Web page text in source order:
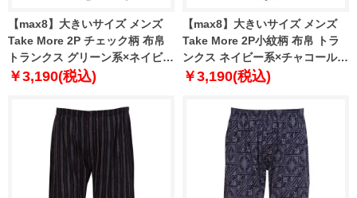
【max8】大きいサイズ メンズ
Take More 2P チェック柄 布帛
トランクス グリーン系×ネイビー
系 1249-4350-1 3L 4L 5L 6L 8L
￥3,190(税込)
【max8】大きいサイズ メンズ
Take More 2P小紋柄 布帛 トラ
ンクス ネイビー系×チャコール系
1249-4351-1 3L 4L 5L 6L 8L
￥3,190(税込)